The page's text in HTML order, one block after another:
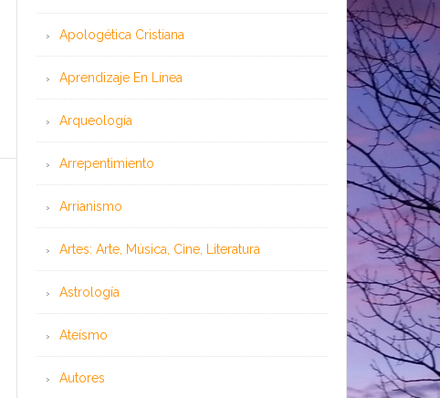
Apologética Cristiana
Aprendizaje En Línea
Arqueología
Arrepentimiento
Arrianismo
Artes: Arte, Música, Cine, Literatura
Astrología
Ateísmo
Autores